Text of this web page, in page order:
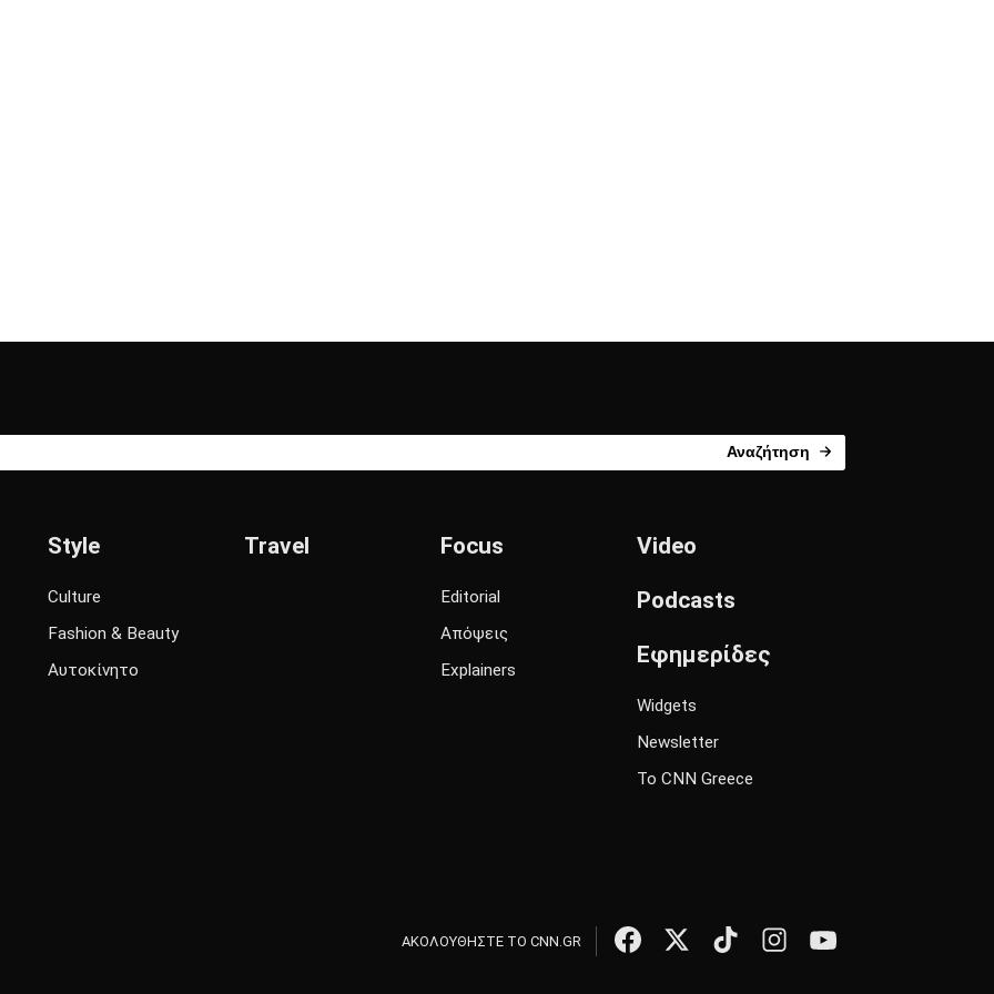
Αναζήτηση
Style
Culture
Fashion & Beauty
Αυτοκίνητο
Travel Focus
Editorial
Απόψεις
Explainers
Video
Podcasts
Εφημερίδες
Widgets
Newsletter
Το CNN Greece
ΑΚΟΛΟΥΘΗΣΤΕ ΤΟ CNN.GR